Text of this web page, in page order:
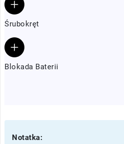
Śrubokręt
Blokada Baterii
Notatka: